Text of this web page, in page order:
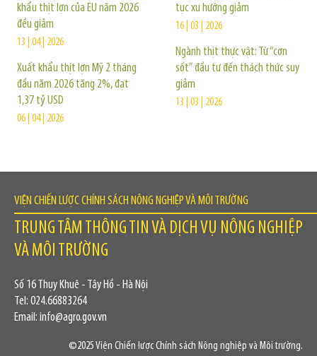
khẩu thịt lợn của EU năm 2026
đều giảm
13 | 04 | 2026
Xuất khẩu thịt lợn Mỹ 2 tháng
đầu năm 2026 tăng 2%, đạt
1,37 tỷ USD
06 | 04 | 2026
tục xu hướng giảm
16 | 03 | 2026
Ngành thịt thực vật: Từ “cơn
sốt” đầu tư đến thách thức suy
giảm
13 | 03 | 2026
VIỆN CHIẾN LƯỢC CHÍNH SÁCH NÔNG NGHIỆP VÀ MÔI TRƯỜNG
TRUNG TÂM THÔNG TIN VÀ DỊCH VỤ NÔNG NGHIỆP
VÀ MÔI TRƯỜNG
Số 16 Thụy Khuê - Tây Hồ - Hà Nội
Tel: 024.66883264
Email: info@agro.gov.vn
©2025 Viện Chiến lược Chính sách Nông nghiệp và Môi trường.